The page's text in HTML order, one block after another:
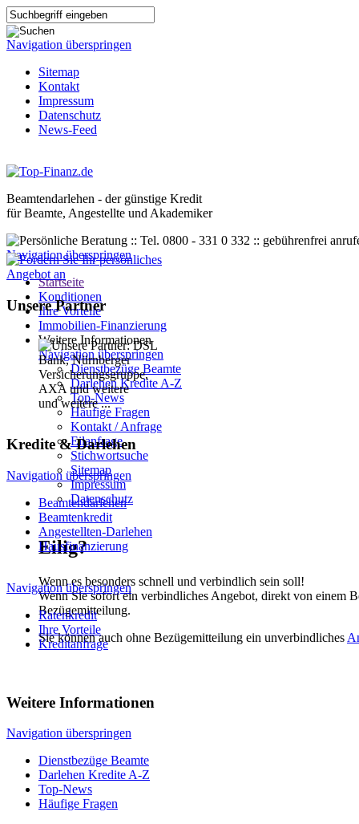
Navigation überspringen
Sitemap
Kontakt
Impressum
Datenschutz
News-Feed
Beamtendarlehen - der günstige Kredit
für Beamte, Angestellte und Akademiker
Navigation überspringen
Startseite
Konditionen
Ihre Vorteile
Immobilien-Finanzierung
Weitere Informationen
Navigation überspringen
Dienstbezüge Beamte
Darlehen Kredite A-Z
Top-News
Häufige Fragen
Kontakt / Anfrage
Eilanfrage
Stichwortsuche
Sitemap
Impressum
Datenschutz
Eilig?
Wenn es besonders schnell und verbindlich sein soll!
Wenn Sie sofort ein verbindliches Angebot, direkt von einem
Bezügemitteilung.
Sie können auch ohne Bezügemitteilung ein unverbindliches
Unsere Partner
und weitere ...
Kredite & Darlehen
Navigation überspringen
Beamtendarlehen
Beamtenkredit
Angestellten-Darlehen
Hausfinanzierung
Navigation überspringen
Ratenkredit
Ihre Vorteile
Kreditanfrage
Weitere Informationen
Navigation überspringen
Dienstbezüge Beamte
Darlehen Kredite A-Z
Top-News
Häufige Fragen